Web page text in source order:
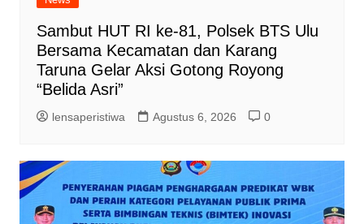
Sambut HUT RI ke-81, Polsek BTS Ulu
Bersama Kecamatan dan Karang
Taruna Gelar Aksi Gotong Royong
“Belida Asri”
lensaperistiwa Agustus 6, 2026 0